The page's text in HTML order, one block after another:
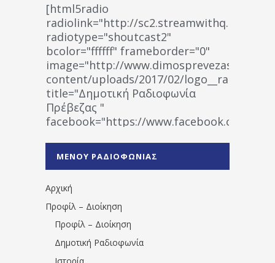
[html5radio
radiolink="http://
radiotype="shoutcast2"
bcolor="ffffff" frameborder="0"
image="http://www.dimosprevezas.gr/wp-
content/uploads/2017/02/
title="Δημοτική Ραδιοφωνία
Πρέβεζας "
facebook="https://www.facebook.com/
1531194763766854/" artist="" ]
ΜΕΝΟΥ ΡΑΔΙΟΦΩΝΙΑΣ
Αρχική
Προφίλ – Διοίκηση
Προφίλ – Διοίκηση
Δημοτική Ραδιοφωνία
Ιστορία